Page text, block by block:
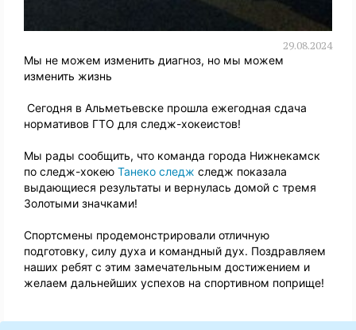
29.08.2024
Мы не можем изменить диагноз, но мы можем
изменить жизнь
Сегодня в Альметьевске прошла ежегодная сдача
нормативов ГТО для следж-хокеистов!
Мы рады сообщить, что команда города Нижнекамск
по следж-хокею Танеко следж следж показала
выдающиеся результаты и вернулась домой с тремя
Золотыми значками!
Спортсмены продемонстрировали отличную
подготовку, силу духа и командный дух. Поздравляем
наших ребят с этим замечательным достижением и
желаем дальнейших успехов на спортивном поприще!